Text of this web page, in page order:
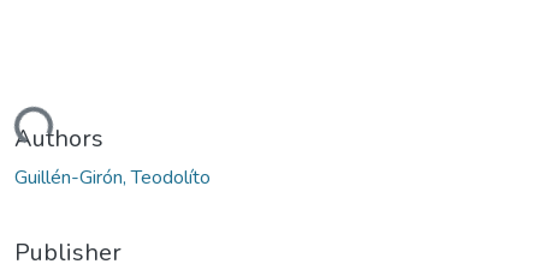
Authors
Guillén-Girón, Teodolíto
Publisher